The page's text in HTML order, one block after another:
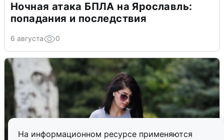
На информационном ресурсе применяются
Ночная атака БПЛА на Ярославль:
попадания и последствия
6 августа 0